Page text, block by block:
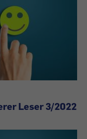
Leser 3/2022